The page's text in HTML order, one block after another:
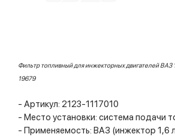
Фильтр топливный для инжекторных двигателей ВАЗ
19679
- Артикул: 2123-1117010
- Место установки: система подачи
- Применяемость: ВАЗ (инжектор 1,6